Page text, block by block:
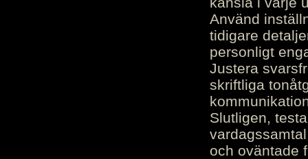
Använd
tidigare
personligt
Justera
skriftliga
Slutligen,
och oväntade